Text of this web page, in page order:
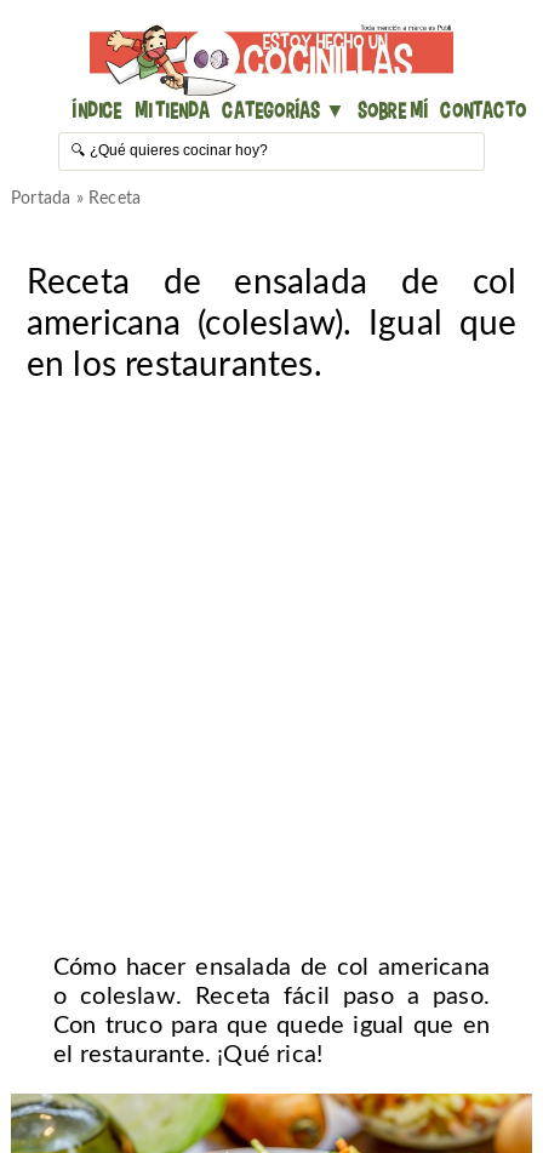
Índice Mi Tienda Categorías ▼ Sobre mí Contacto
Portada » Receta
Receta de ensalada de col
americana (coleslaw). Igual que
en los restaurantes.
Cómo hacer ensalada de col americana
o coleslaw. Receta fácil paso a paso.
Con truco para que quede igual que en
el restaurante. ¡Qué rica!